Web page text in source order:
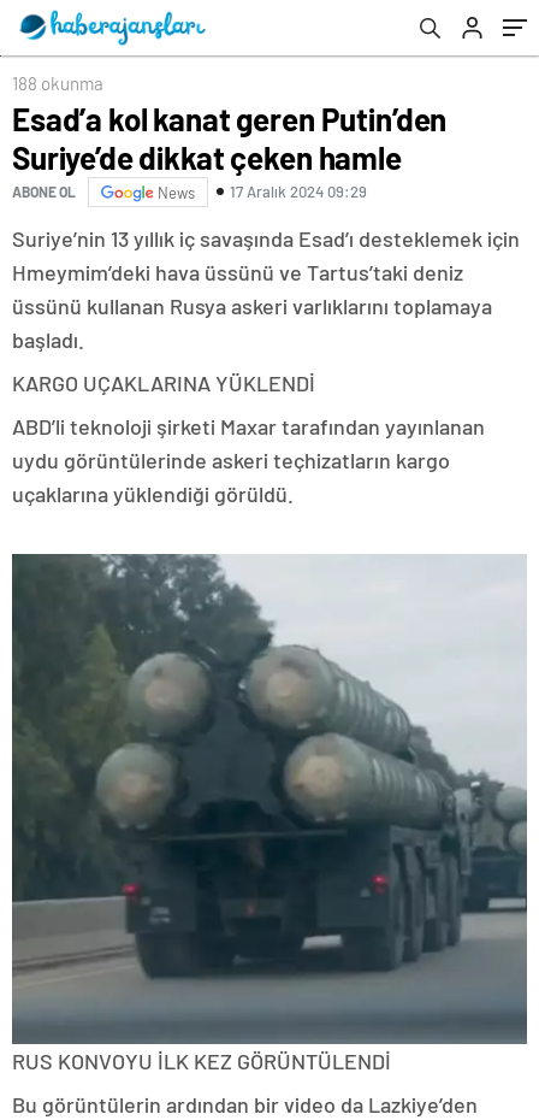
188 okunma
Esad’a kol kanat geren Putin’den
Suriye’de dikkat çeken hamle
ABONE OL News 17 Aralık 2024 09:29
Suriye’nin 13 yıllık iç savaşında Esad’ı desteklemek için
Hmeymim’deki hava üssünü ve Tartus’taki deniz
üssünü kullanan Rusya askeri varlıklarını toplamaya
başladı.
KARGO UÇAKLARINA YÜKLENDİ
ABD’li teknoloji şirketi Maxar tarafından yayınlanan
uydu görüntülerinde askeri teçhizatların kargo
uçaklarına yüklendiği görüldü.
RUS KONVOYU İLK KEZ GÖRÜNTÜLENDİ
Bu görüntülerin ardından bir video da Lazkiye’den